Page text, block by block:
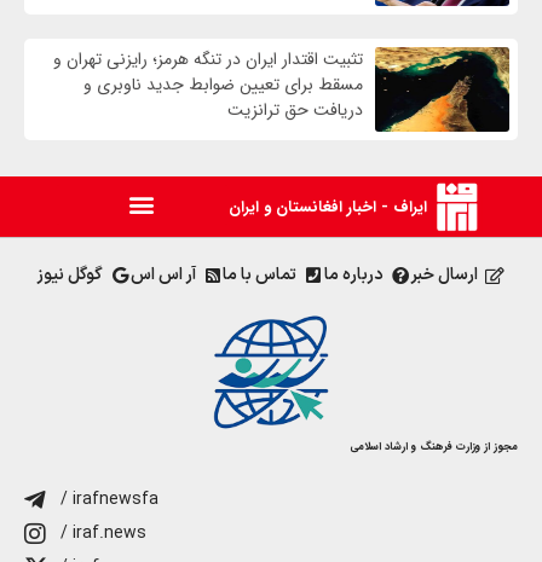
تثبیت اقتدار ایران در تنگه هرمز؛ رایزنی تهران و
مسقط برای تعیین ضوابط جدید ناوبری و
دریافت حق ترانزیت
ایراف - اخبار افغانستان و ایران
ارسال خبر درباره ما تماس با ما آر اس اس گوگل نیوز
مجوز از وزارت فرهنگ و ارشاد اسلامی
/ irafnewsfa
/ iraf.news